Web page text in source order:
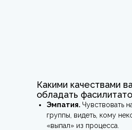
Какими качествами
обладать
Эмпатия. Чувствовать
группы, видеть, кому
«выпал» из процесса.